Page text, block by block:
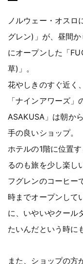
ノルウェー・オスロ
グレン)」が、昼間
にオープンした「
草)」。
花やしきのすぐ近く
「ナインアワーズ
ASAKUSA」は朝か
手の良いショップ。
ホテルの1階に位置
るのも旅を少し楽し
フグレンのコーヒー
時までオープンして
に、いやいやクール
たいんだという時に
また、ショップの方